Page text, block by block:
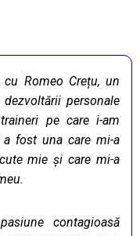
Romeo Crețu, un
personale
pe care i-am
a fost una care mi-a
mie și care mi-a
contagioasă